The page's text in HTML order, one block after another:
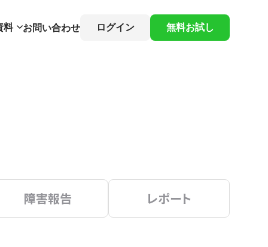
料 お問い合わせ ログイン 無料お試し
障害報告 レポート